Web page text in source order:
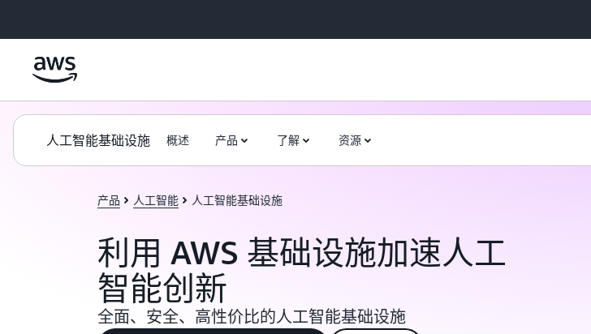
人工智能基础设施 概述 产品 了解 资源
产品 人工智能 人工智能基础设施
利用 AWS 基础设施加速人工
智能创新
全面、安全、高性价比的人工智能基础设施